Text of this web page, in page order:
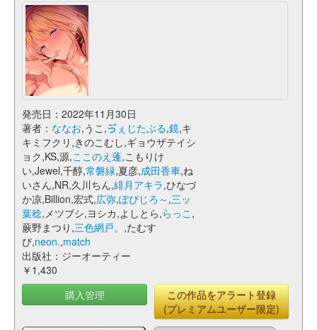
発売日：2022年11月30日
著者： ななお,うこ,ゔぇじたぶる,鏡,キ
キミフクリ,きのこむし,ギョウザテイシ
ョク,KS,源,ここのえ蓬,こもりけ
い,Jewel,千醇,常磐緑,夏彦,成田香車,ね
いさん,NR,久川ちん,緋月アキラ,ひなづ
か凉,Billion,宏式,広弥,ぽぴじろ～ ,三ッ
葉稔,メツブシ,ヨシカ,よしとら,らっこ ,
蕨野まつり,三色網戸。 ,たむす
び,neon.,match
出版社：ジーオーティー
￥1,430
購入管理
この作品をアラート登録
(プレミアムユーザー限定)